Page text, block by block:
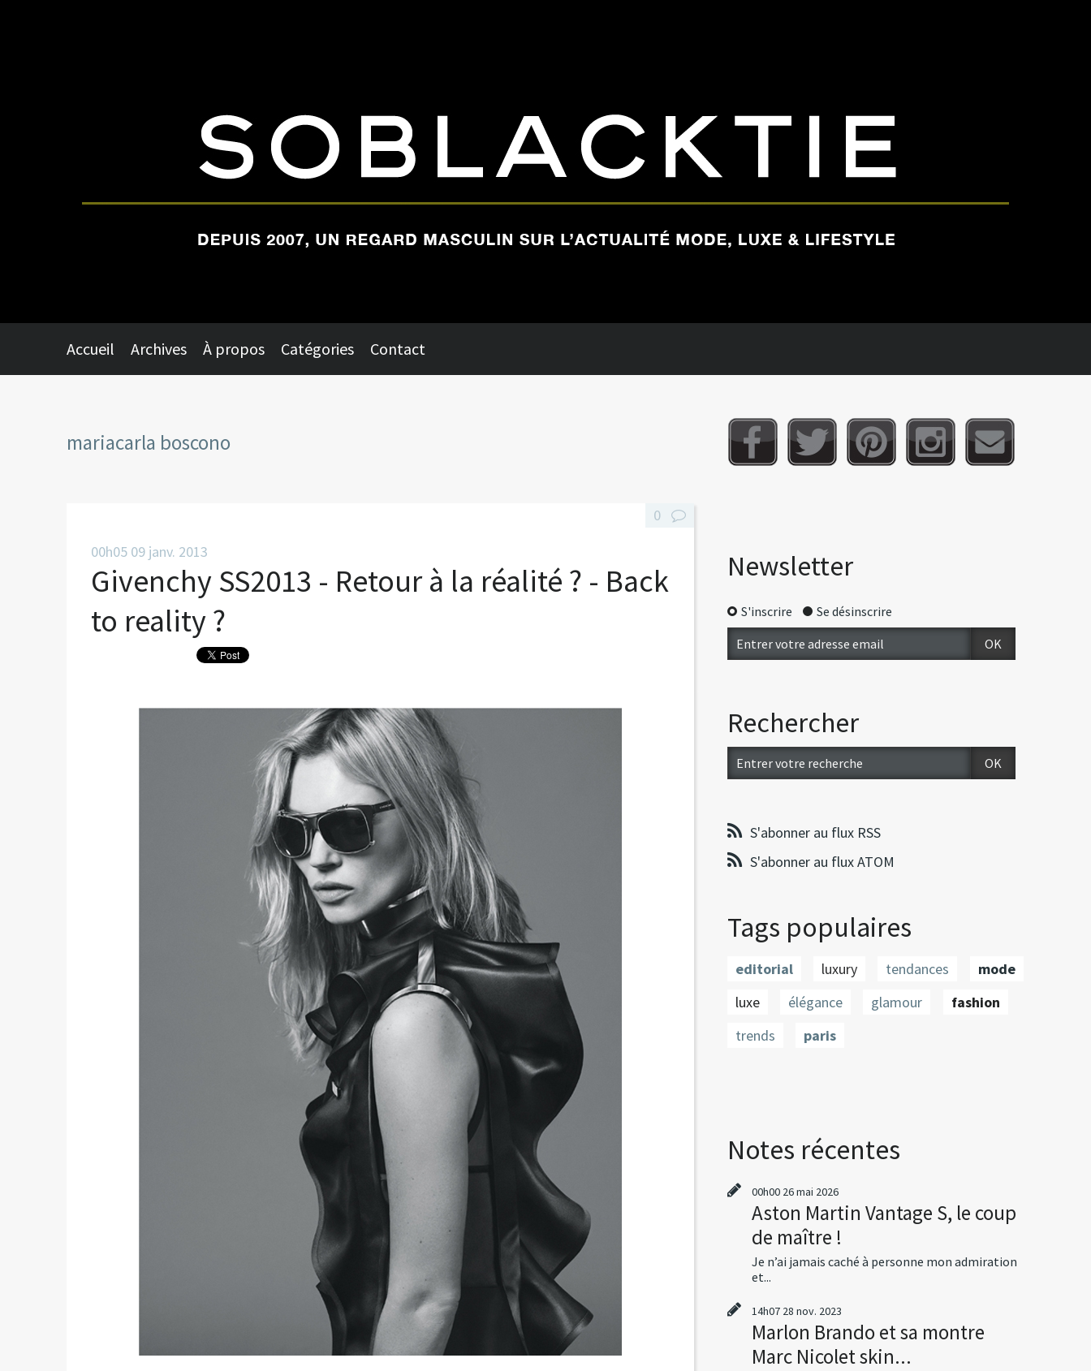
Accueil Archives À propos Catégories Contact
mariacarla boscono
00h05 09 janv. 2013
Givenchy SS2013 - Retour à la réalité ? - Back
to reality ?
0
Newsletter
S'inscrire Se désinscrire
Rechercher
S'abonner au flux RSS
S'abonner au flux ATOM
Tags populaires
editorial luxury tendances
mode
luxe
élégance glamour
fashion
trends
paris
Notes récentes
00h00 26mai 2026
Aston Martin Vantage S, le coup
de maître !
Je n’ai jamais caché à personne mon admiration
et...
14h07 28 nov. 2023
Marlon Brando et sa montre
Marc Nicolet skin...